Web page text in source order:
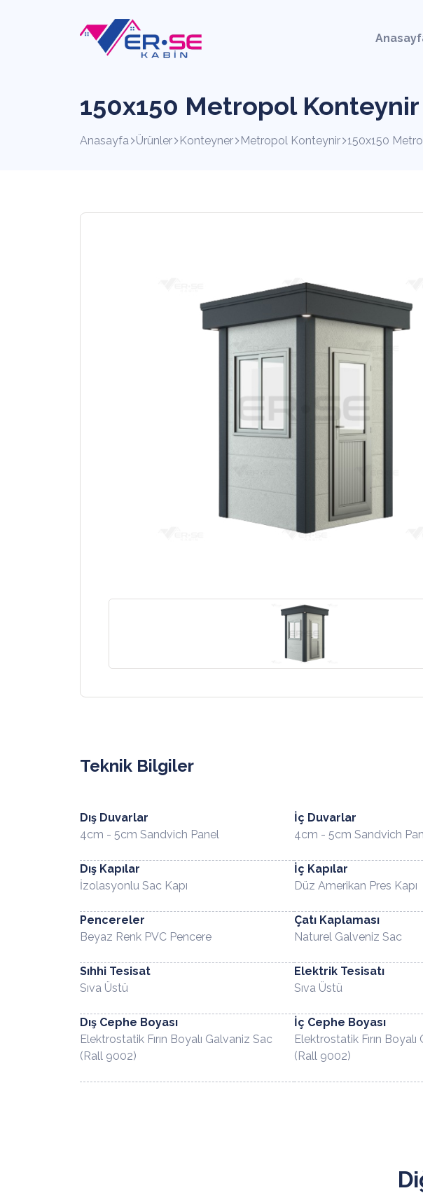
150x150 Metropol Konteynir
Anasayfa Ürünler Konteyner Metropol Konteynir 150x150
Teknik Bilgiler
Dış Duvarlar
4cm - 5cm Sandvich Panel
İç Duvarlar
4cm - 5cm Sandvich
Dış Kapılar
İzolasyonlu Sac Kapı
İç Kapılar
Düz Amerikan Pres Kapı
Pencereler
Beyaz Renk PVC Pencere
Çatı Kaplaması
Naturel Galveniz Sac
Sıhhi Tesisat
Sıva Üstü
Elektrik Tesisatı
Sıva Üstü
Dış Cephe Boyası
Elektrostatik Fırın Boyalı Galvaniz Sac
(Rall 9002)
İç Cephe Boyası
Elektrostatik Fırın
(Rall 9002)